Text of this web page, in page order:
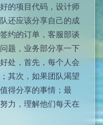
的项目代码，设计师
还应该分享自己的成
约的订单，客服部谈
题，业务部分享一下
处，首先，每个人会
其次，如果团队渴望
得分享的事情；最
力，理解他们每天在